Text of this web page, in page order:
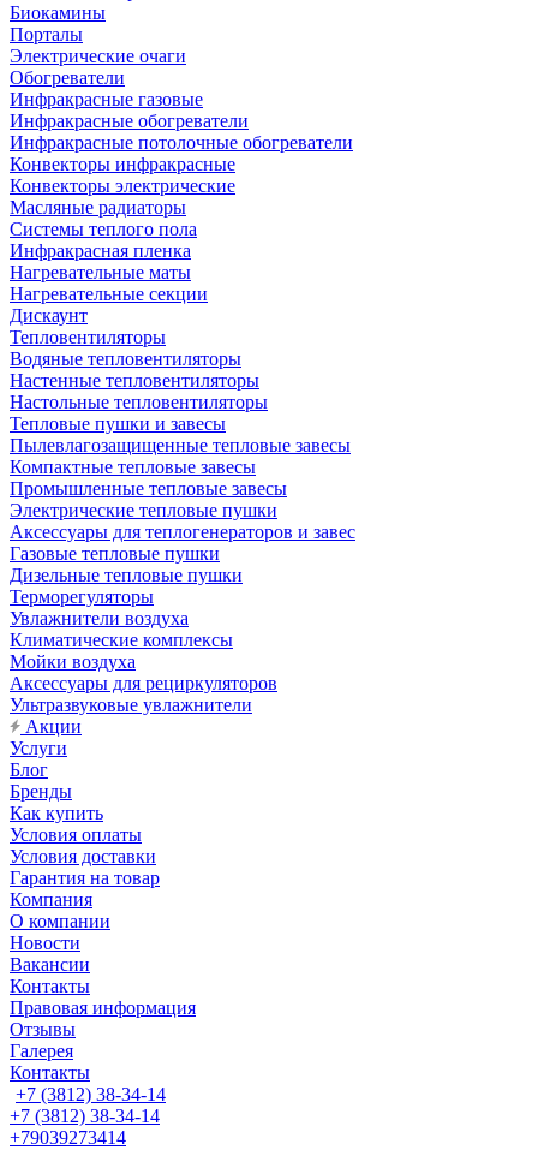
Биокамины
Порталы
Электрические очаги
Обогреватели
Инфракрасные газовые
Инфракрасные обогреватели
Инфракрасные потолочные обогреватели
Конвекторы инфракрасные
Конвекторы электрические
Масляные радиаторы
Системы теплого пола
Инфракрасная пленка
Нагревательные маты
Нагревательные секции
Дискаунт
Тепловентиляторы
Водяные тепловентиляторы
Настенные тепловентиляторы
Настольные тепловентиляторы
Тепловые пушки и завесы
Пылевлагозащищенные тепловые завесы
Компактные тепловые завесы
Промышленные тепловые завесы
Электрические тепловые пушки
Аксессуары для теплогенераторов и завес
Газовые тепловые пушки
Дизельные тепловые пушки
Терморегуляторы
Увлажнители воздуха
Климатические комплексы
Мойки воздуха
Аксессуары для рециркуляторов
Ультразвуковые увлажнители
Акции
Услуги
Блог
Бренды
Как купить
Условия оплаты
Условия доставки
Гарантия на товар
Компания
О компании
Новости
Вакансии
Контакты
Правовая информация
Отзывы
Галерея
Контакты
+7 (3812) 38-34-14
+7 (3812) 38-34-14
+79039273414